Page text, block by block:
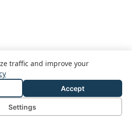
policyTerms and conditions
Cookie Settings
traffic and improve your
Settings
Accept